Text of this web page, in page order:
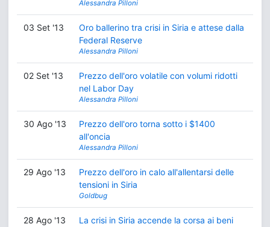
Alessandra Pilloni
03 Set '13
Oro ballerino tra crisi in Siria e attese dalla
Federal Reserve
Alessandra Pilloni
02 Set '13
Prezzo dell'oro volatile con volumi ridotti
nel Labor Day
Alessandra Pilloni
30 Ago '13
Prezzo dell'oro torna sotto i $1400
all'oncia
Alessandra Pilloni
29 Ago '13
Prezzo dell'oro in calo all'allentarsi delle
tensioni in Siria
Goldbug
28 Ago '13
La crisi in Siria accende la corsa ai beni